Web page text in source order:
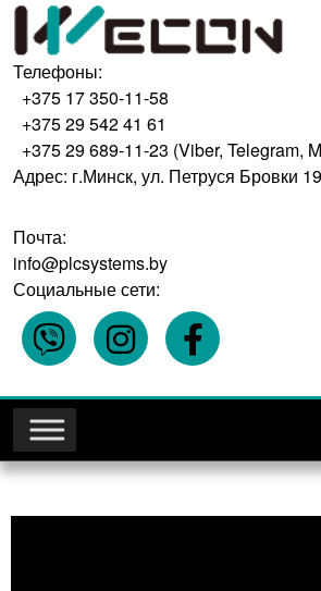
Телефоны:
+375 17 350-11-58
+375 29 542 41 61
+375 29 689-11-23 (Viber, Telegram,
Адрес: г.Минск, ул. Петруся Бровки
Почта:
info@plcsystems.by
Социальные сети: